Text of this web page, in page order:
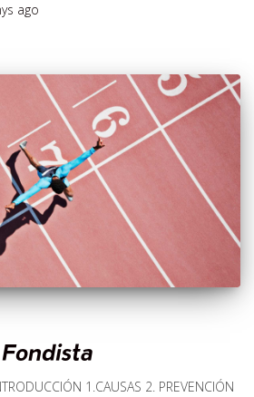
ago
1.CAUSAS 2. PREVENCIÓN